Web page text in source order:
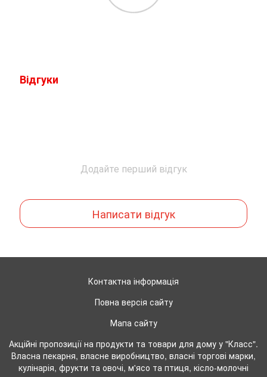
Відгуки
Додайте перший відгук
Написати відгук
Контактна інформація
Повна версія сайту
Мапа сайту
Акційні пропозиції на продукти та товари для дому у "Класс".
Власна пекарня, власне виробництво, власні торгові марки,
кулінарія, фрукти та овочі, м'ясо та птиця, кісло-молочні